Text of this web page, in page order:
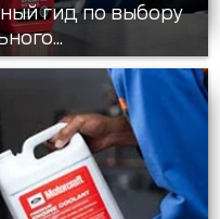
гид по выбору